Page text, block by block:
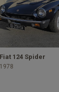
Fiat 124 Spider
1978